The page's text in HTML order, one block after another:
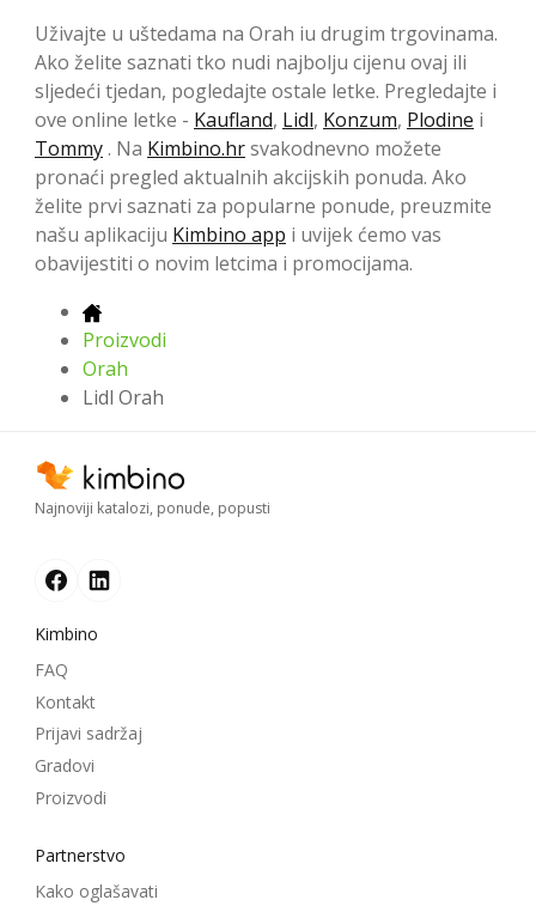
Uživajte u uštedama na Orah iu drugim trgovinama.
Ako želite saznati tko nudi najbolju cijenu ovaj ili
sljedeći tjedan, pogledajte ostale letke. Pregledajte i
ove online letke - Kaufland, Lidl, Konzum, Plodine i
Tommy. Na Kimbino.hrsvakodnevno možete
pronaći pregled aktualnih akcijskih ponuda. Ako
želite prvi saznati za popularne ponude, preuzmite
našu aplikaciju Kimbino app i uvijek ćemo vas
obavijestiti o novim letcima i promocijama.
Proizvodi
Orah
Lidl Orah
Najnoviji katalozi, ponude, popusti
Kimbino
FAQ
Kontakt
Prijavi sadržaj
Gradovi
Proizvodi
Partnerstvo
Kako oglašavati